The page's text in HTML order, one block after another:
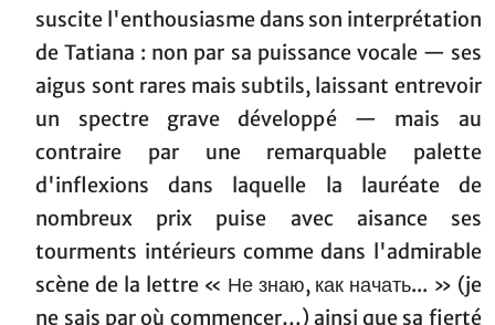
suscite l'enthousiasme dans son interprétation
de Tatiana : non par sa puissance vocale — ses
aigus sont rares mais subtils, laissant entrevoir
un spectre grave développé — mais au
contraire par une remarquable palette
d'inflexions dans laquelle la lauréate de
nombreux prix puise avec aisance ses
tourments intérieurs comme dans l'admirable
scène de la lettre « Не знаю, как начать... » (je
ne sais par où commencer…) ainsi que sa fierté